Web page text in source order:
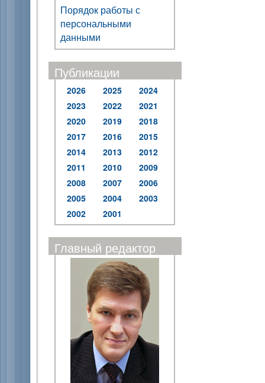
Порядок работы с
персональными
данными
Публикации
2026 2025
2024
2023
2022
2021
2020
2019
2018
2017
2016
2015
2014
2013
2012
2011
2010
2009
2008
2007
2006
2005
2004
2003
2002
2001
Главный редактор